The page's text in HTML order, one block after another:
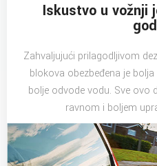
Iskustvo u vožnji
Zahvaljujući prilagodljivom
blokova obezbeđena je
bolje odvode vodu. Sve ovo
ravnom i boljem